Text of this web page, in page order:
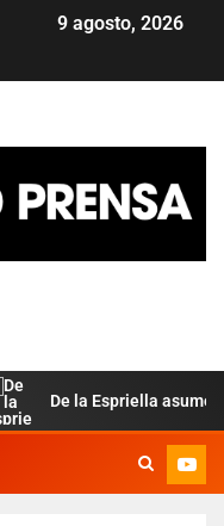
9 agosto, 2026
De la Espriella asume en